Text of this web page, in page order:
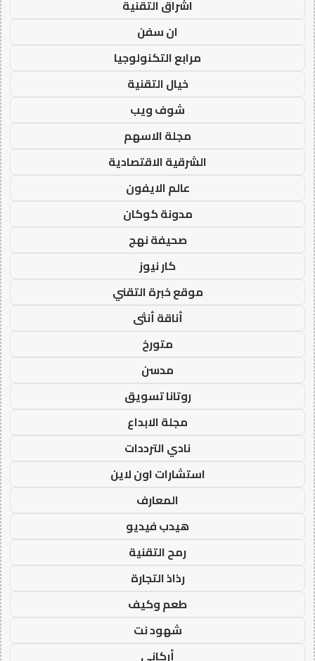
اشراق التقنية
ان سفن
مرابع التكنولوجيا
خيال التقنية
شوف ويب
مجلة الاسهم
الشرقية الاقتصادية
عالم الايفون
مدونة كوكان
صحيفة نهج
كار نيوز
موقع خبرة التقني
أناقة أنثى
متورخ
مدسن
روتانا تسويق
مجلة الابداع
نادي الترددات
استشارات اون لاين
المعارف
هيدب فيديو
رمح التقنية
رذاذ التجارة
طعم وكيف
شهود نت
أركاني